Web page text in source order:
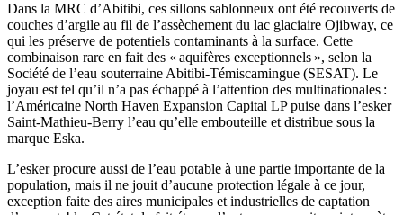
Dans la MRC d’Abitibi, ces sillons sablonneux ont été recouverts de
couches d’argile au fil de l’assèchement du lac glaciaire Ojibway, ce
qui les préserve de potentiels contaminants à la surface. Cette
combinaison rare en fait des « aquifères exceptionnels », selon la
Société de l’eau souterraine Abitibi-Témiscamingue (SESAT). Le
joyau est tel qu’il n’a pas échappé à l’attention des multinationales :
l’Américaine North Haven Expansion Capital LP puise dans l’esker
Saint-Mathieu-Berry l’eau qu’elle embouteille et distribue sous la
marque Eska.
L’esker procure aussi de l’eau potable à une partie importante de la
population, mais il ne jouit d’aucune protection légale à ce jour,
exception faite des aires municipales et industrielles de captation